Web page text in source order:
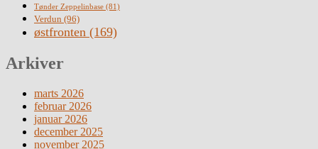
Tønder Zeppelinbase (81)
Verdun (96)
østfronten (169)
Arkiver
marts 2026
februar 2026
januar 2026
december 2025
november 2025